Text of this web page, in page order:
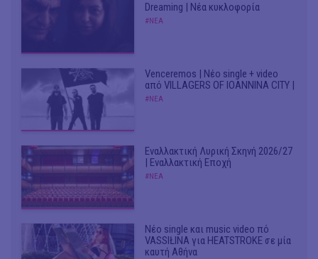
Dreaming | Νέα κυκλοφορία
#ΝΕΑ
Venceremos | Νέο single + video
από VILLAGERS OF IOANNINA CITY |
#ΝΕΑ
Εναλλακτική Λυρική Σκηνή 2026/27
| Εναλλακτική Εποχή
#ΝΕΑ
Νέο single και music video πό
VASSIŁINA για HEATSTROKE σε μία
καυτή Αθήνα